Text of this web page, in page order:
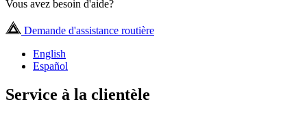
Vous avez besoin d'aide?
Demande d'assistance routière
English
Español
Service à la clientèle